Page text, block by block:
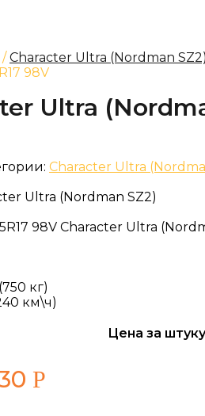
/Character Ultra (Nordman SZ2)
98V
Ultra
Character Ultra
Ultra (Nordman SZ2)
98V Character Ultra
кг)
км\ч)
Цена за
Р